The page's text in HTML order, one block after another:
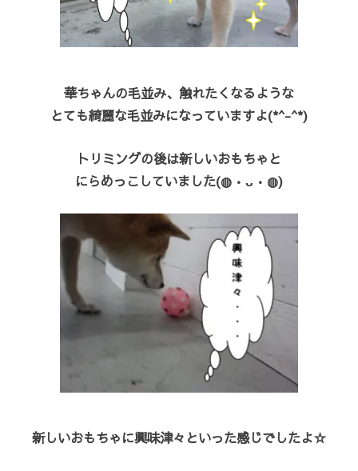
華ちゃんの毛並み、触れたくなるような
とても綺麗な毛並みになっていますよ(*^-^*)
トリミングの後は新しいおもちゃと
にらめっこしていました(◍•ᴗ•◍)
新しいおもちゃに興味津々といった感じでしたよ☆